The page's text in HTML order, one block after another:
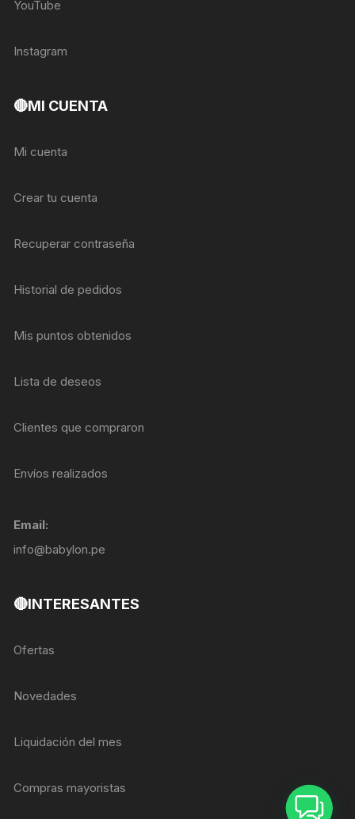
YouTube
Instagram
🔴MI CUENTA
Mi cuenta
Crear tu cuenta
Recuperar contraseña
Historial de pedidos
Mis puntos obtenidos
Lista de deseos
Clientes que compraron
Envíos realizados
Email:
info@babylon.pe
🔴INTERESANTES
Ofertas
Novedades
Liquidación del mes
Compras mayoristas